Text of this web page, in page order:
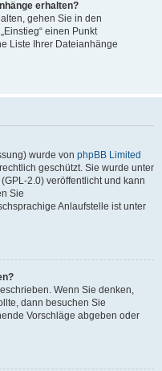
erhalten?
gehen Sie in den
einen Punkt
Liste Ihrer Dateianhänge
wurde von phpBB Limited
geschützt. Sie wurde unter
2.0) veröffentlicht und kann
Sie
Anlaufstelle ist unter
Wenn Sie denken,
dann besuchen Sie
Vorschläge abgeben oder